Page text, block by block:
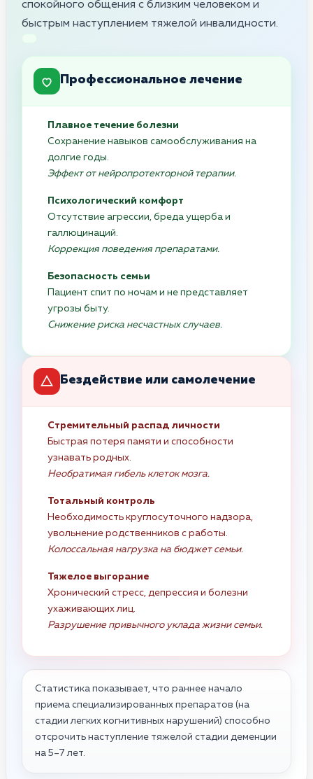
спокойного общения с близким человеком и
быстрым наступлением тяжелой инвалидности.
Профессиональное лечение
Плавное течение болезни
Сохранение навыков самообслуживания на
долгие годы.
Эффект от нейропротекторной терапии.
Психологический комфорт
Отсутствие агрессии, бреда ущерба и
галлюцинаций.
Коррекция поведения препаратами.
Безопасность семьи
Пациент спит по ночам и не представляет
угрозы быту.
Снижение риска несчастных случаев.
Бездействие или самолечение
Стремительный распад личности
Быстрая потеря памяти и способности
узнавать родных.
Необратимая гибель клеток мозга.
Тотальный контроль
Необходимость круглосуточного надзора,
увольнение родственников с работы.
Колоссальная нагрузка на бюджет семьи.
Тяжелое выгорание
Хронический стресс, депрессия и болезни
ухаживающих лиц.
Разрушение привычного уклада жизни семьи.
Статистика показывает, что раннее начало
приема специализированных препаратов (на
стадии легких когнитивных нарушений) способно
отсрочить наступление тяжелой стадии деменции
на 5–7 лет.